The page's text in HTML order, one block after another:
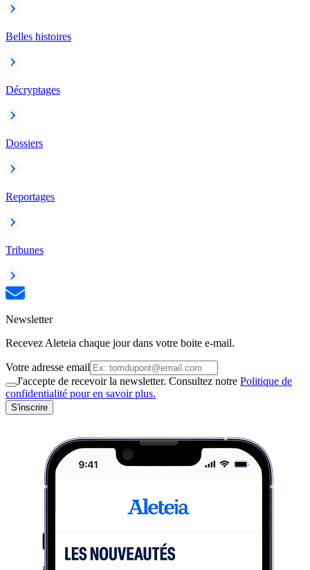
Belles histoires
Décryptages
Dossiers
Reportages
Tribunes
Newsletter
Recevez Aleteia chaque jour dans votre boite e-mail.
Votre adresse email
J'accepte de recevoir la newsletter. Consultez notre Politique de
confidentialité pour en savoir plus.
S'inscrire